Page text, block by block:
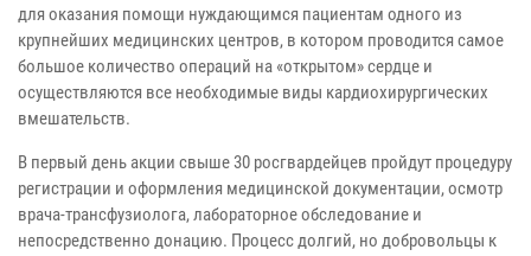
для оказания помощи нуждающимся пациентам одного из
крупнейших медицинских центров, в котором проводится самое
большое количество операций на «открытом» сердце и
осуществляются все необходимые виды кардиохирургических
вмешательств.
В первый день акции свыше 30 росгвардейцев пройдут процедуру
регистрации и оформления медицинской документации, осмотр
врача-трансфузиолога, лабораторное обследование и
непосредственно донацию. Процесс долгий, но добровольцы к